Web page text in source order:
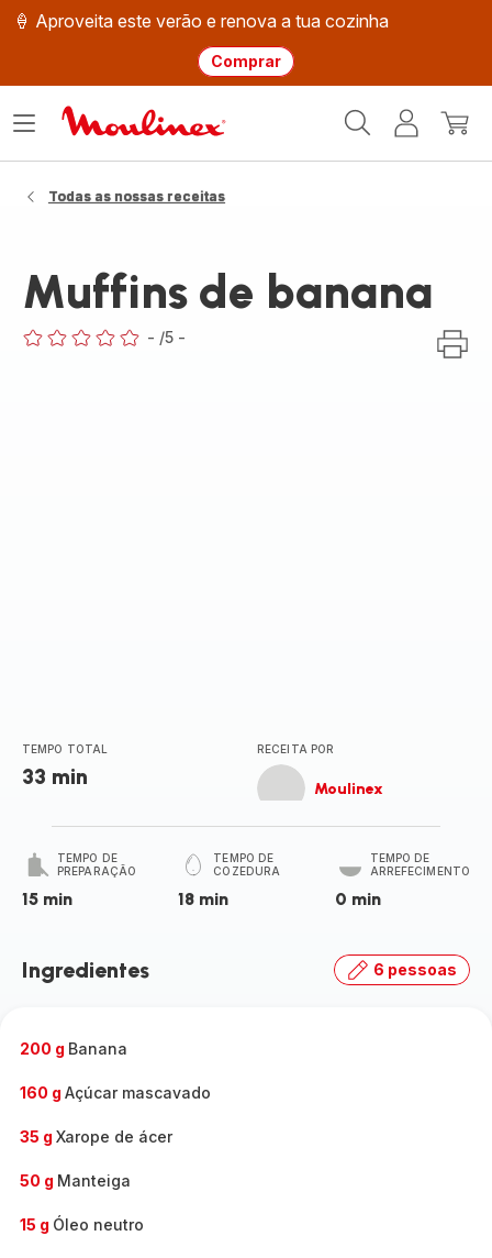
🍦 Aproveita este verão e renova a tua cozinha
Comprar
Moulinex
O
Abrir
Todas as nossas receitas
Muffins de banana
- /5 -
TEMPO TOTAL
33 min
RECEITA POR
Moulinex
TEMPO DE
PREPARAÇÃO
15 min
TEMPO DE
COZEDURA
18 min
TEMPO DE
ARREFECIMENTO
0 min
Ingredientes 6 pessoas
200 g Banana
160 g Açúcar mascavado
35 g Xarope de ácer
50 g Manteiga
15 g Óleo neutro